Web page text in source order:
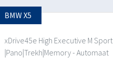
BMW X5
xDrive45e High Executive M Sport
|Pano|Trekh|Memory - Automaat